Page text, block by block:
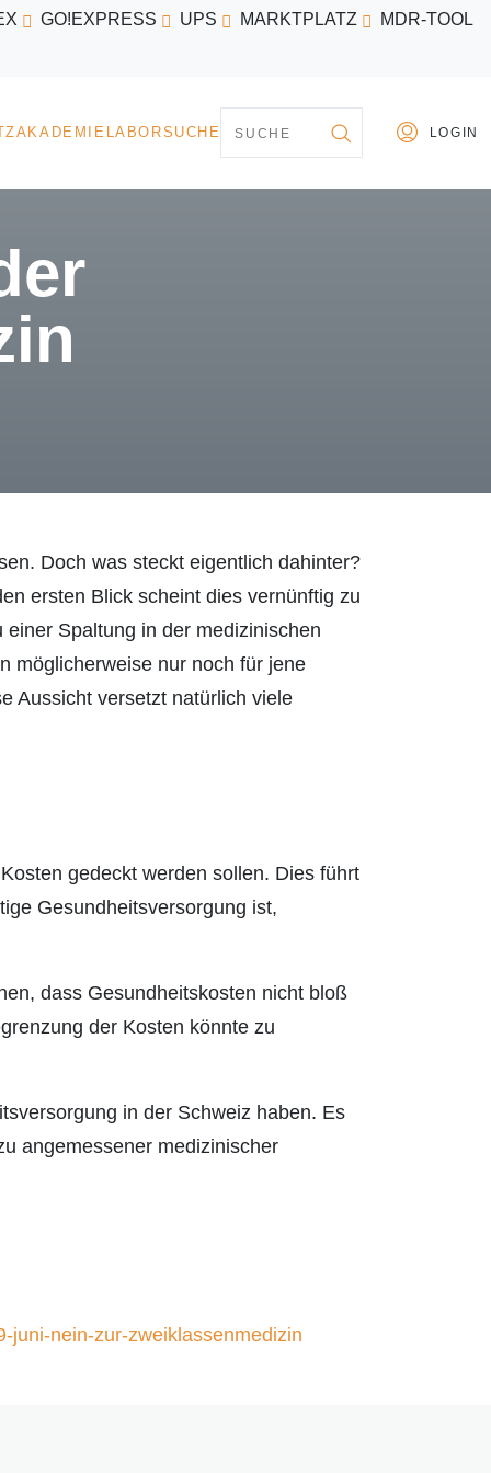
GO!EXPRESS UPS MARKTPLATZ MDR-TOOL
Doch was steckt eigentlich dahinter?
ersten Blick scheint dies vernünftig zu
Spaltung in der medizinischen
möglicherweise nur noch für jene
Aussicht versetzt natürlich viele
gedeckt werden sollen. Dies führt
Gesundheitsversorgung ist,
dass Gesundheitskosten nicht bloß
der Kosten könnte zu
in der Schweiz haben. Es
angemessener medizinischer
juni-nein-zur-zweiklassenmedizin